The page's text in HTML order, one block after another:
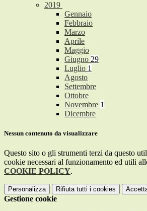
2019
Gennaio
Febbraio
Marzo
Aprile
Maggio
Giugno 29
Luglio 1
Agosto
Settembre
Ottobre
Novembre 1
Dicembre
Nessun contenuto da visualizzare
Questo sito o gli strumenti terzi da questo
cookie necessari al funzionamento ed utili
COOKIE POLICY.
Personalizza Rifiuta tutti i cookies
Gestione cookie